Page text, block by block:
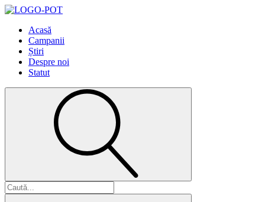
Acasă
Campanii
Știri
Despre noi
Statut
Caută
după: